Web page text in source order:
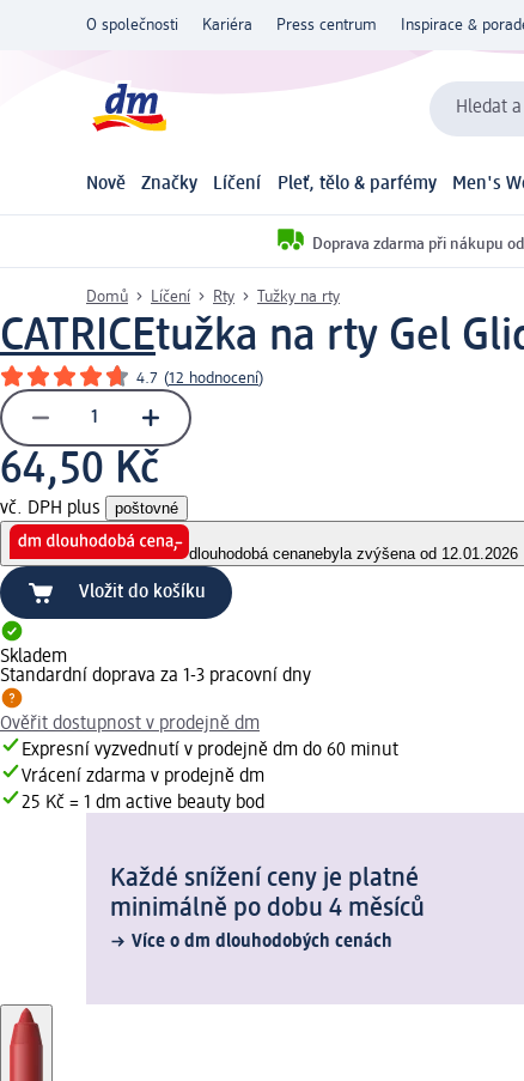
O společnosti Kariéra Press centrum Inspirace &
Hledat
Nově Značky Líčení Pleť, tělo & parfémy Men's
Doprava zdarma při nákupu od
Domů Líčení Rty Tužky na rty
CATRICEtužka na rty Gel
4.7 (12 hodnocení)
64,50 Kč
vč. DPH plus poštovné
dlouhodobá cenanebyla zvýšena od 12.01.2026
Vložit do košíku
Skladem
Standardní doprava za 1-3 pracovní dny
Ověřit dostupnost v prodejně dm
Expresní vyzvednutí v prodejně dm do 60 minut
Vrácení zdarma v prodejně dm
25 Kč = 1 dm active beauty bod
Každé snížení ceny je platné
minimálně po dobu 4 měsíců
Více o dm dlouhodobých cenách